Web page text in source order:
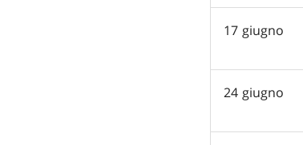
17 giugno
24 giugno